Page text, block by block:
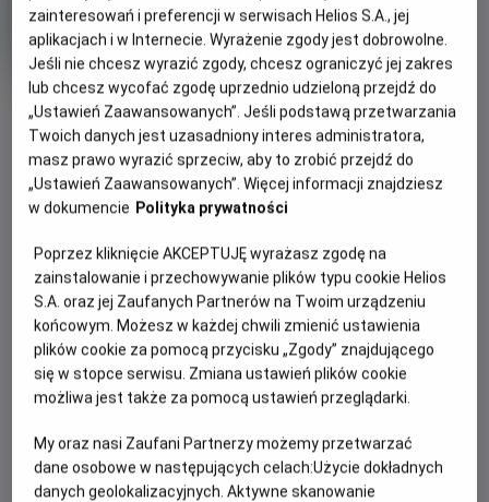
OBSERWUJ
Powrót do przyszłości III w
Helios RePlay
Oryginalny
tytuł
Back to the Future Part III Gatunek
Przygodowy /
Akcja
Minimalny
wiek
Od 13 lat
Czas
trwania
128 min
REŻYSERIA
Robert Zemeckis
SCENARIUSZ
Robert Zemeckis, Bob Gale
Christopher Lloyd, Michael J. Fox, Mary Steenburgen
WIĘCEJ SZCZEGÓŁÓW
OPIS WYDARZENIA
W trzeciej części serii „Powrót do przyszłości” bohater
Marty McFly (Michael J. Fox) musi cofnąć się w czasie do
Dzikiego Zachodu z 1885 roku, aby uratować swojego
przyjaciela, doktora Browna (Christopher Lloyd), który, jak
się dowiedział, czeka na śmiertelny pojedynek z jednym z
okrutnych przodków złoczyńcy Biffa. Tymczasem doktor
Steenburgen).
zainteresowań i preferencji w serwisach Helios S.A., jej
aplikacjach i w Internecie. Wyrażenie zgody jest dobrowolne.
Jeśli nie chcesz wyrazić zgody, chcesz ograniczyć jej zakres
lub chcesz wycofać zgodę uprzednio udzieloną przejdź do
„Ustawień Zaawansowanych”. Jeśli podstawą przetwarzania
Twoich danych jest uzasadniony interes administratora,
masz prawo wyrazić sprzeciw, aby to zrobić przejdź do
„Ustawień Zaawansowanych”. Więcej informacji znajdziesz
w dokumencie Polityka prywatności
Poprzez kliknięcie AKCEPTUJĘ wyrażasz zgodę na
zainstalowanie i przechowywanie plików typu cookie Helios
S.A. oraz jej Zaufanych Partnerów na Twoim urządzeniu
końcowym. Możesz w każdej chwili zmienić ustawienia
plików cookie za pomocą przycisku „Zgody” znajdującego
się w stopce serwisu. Zmiana ustawień plików cookie
możliwa jest także za pomocą ustawień przeglądarki.
My oraz nasi Zaufani Partnerzy możemy przetwarzać
dane osobowe w następujących celach:Użycie dokładnych
danych geolokalizacyjnych. Aktywne skanowanie